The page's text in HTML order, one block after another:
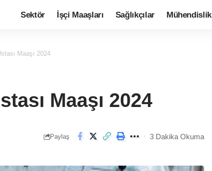
Sektör İşçi Maaşları Sağlıkçılar Mühendislik
Maaşı 2024
Maaşı 2024
Paylaş 3 Dakika Okuma